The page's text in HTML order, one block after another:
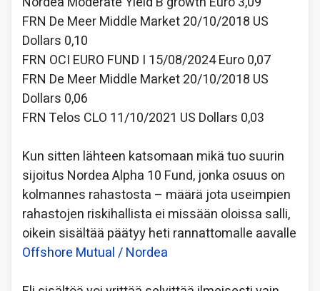
FRN De Meer Middle Market 20/10/2018 US
Dollars 0,10
FRN OCI EURO FUND I 15/08/2024 Euro 0,07
FRN De Meer Middle Market 20/10/2018 US
Dollars 0,06
FRN Telos CLO 11/10/2021 US Dollars 0,03
Kun sitten lähteen katsomaan mikä tuo suurin
sijoitus Nordea Alpha 10 Fund, jonka osuus on
kolmannes rahastosta – määrä jota useimpien
rahastojen riskihallista ei missään oloissa salli,
oikein sisältää päätyy heti rannattomalle aavalle
Offshore Mutual / Nordea